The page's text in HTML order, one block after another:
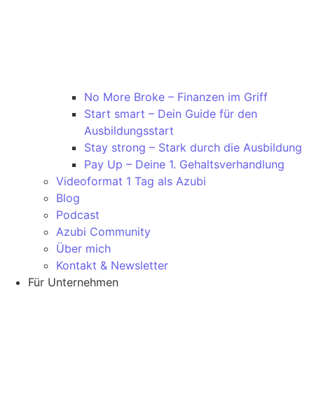
No More Broke – Finanzen im Griff
Start smart – Dein Guide für den
Ausbildungsstart
Stay strong – Stark durch die Ausbildung
Pay Up – Deine 1. Gehaltsverhandlung
Videoformat 1 Tag als Azubi
Blog
Podcast
Azubi Community
Über mich
Kontakt & Newsletter
Für Unternehmen